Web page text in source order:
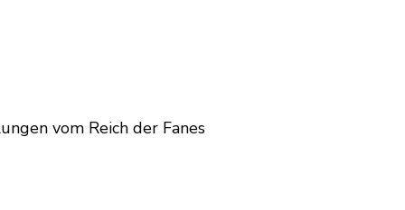
vom Reich der Fanes